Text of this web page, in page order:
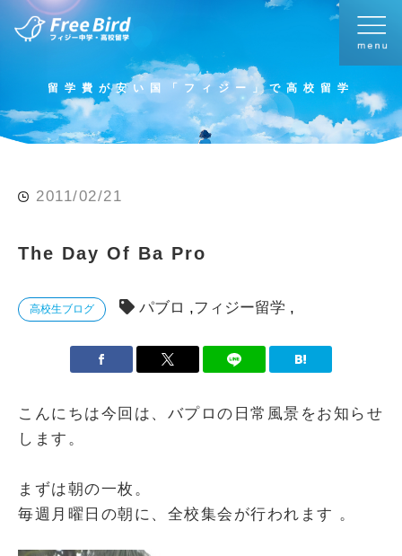
留学費が安い国「フィジー」で高校留学
2011/02/21
The Day Of Ba Pro
高校生ブログ パブロ フィジー留学
こんにちは今回は、バプロの日常風景をお知らせ
します。
まずは朝の一枚。
毎週月曜日の朝に、全校集会が行われます 。